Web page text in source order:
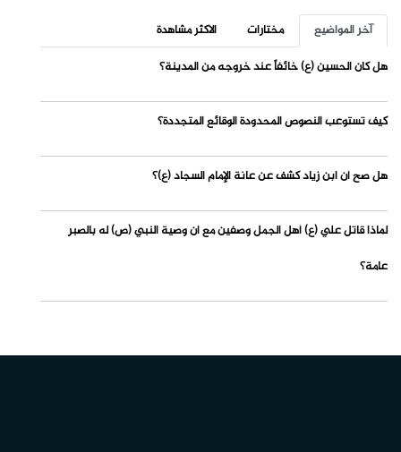
آخر المواضيع مختارات
الاكثر مشاهدة
هل كان الحسين (ع) خائفاً عند خروجه من المدينة؟
كيف تستوعب النصوص المحدودة الوقائع المتجددة؟
هل صح أن ابن زياد كشف عن عانة الإمام السجاد (ع)؟
لماذا قاتل علي (ع) أهل الجمل وصفين مع أن وصية النبي (ص) له بالصبر
عامة؟